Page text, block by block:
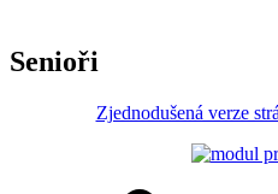
Senioři
Zjednodušená verze